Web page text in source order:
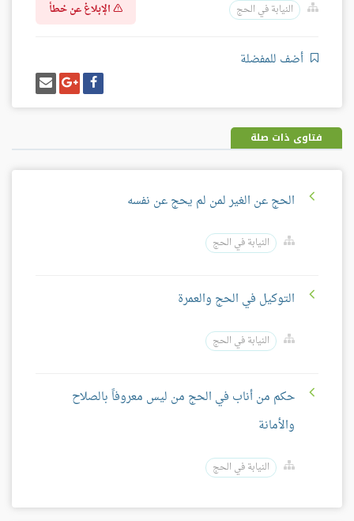
النيابة في الحج الإبلاغ عن خطأ
أضف للمفضلة
شارك
على
فيسبوك
شارك
على
غوغل
بلس
إرسل
إيميل
فتاوى ذات صلة
الحج عن الغير لمن لم يحج عن نفسه
النيابة في الحج
التوكيل في الحج والعمرة
النيابة في الحج
حكم من أناب في الحج من ليس معروفاً بالصلاح
والأمانة
النيابة في الحج